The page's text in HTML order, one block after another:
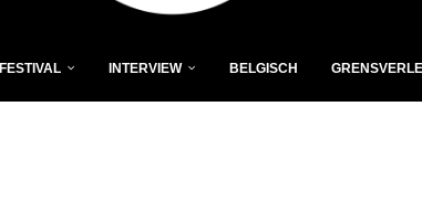
FESTIVAL INTERVIEW BELGISCH